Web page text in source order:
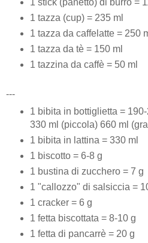
1 stick (panetto) di burro =
1 tazza (cup) = 235 ml
1 tazza da caffelatte = 250
1 tazza da tè = 150 ml
1 tazzina da caffè = 50 ml
---
1 bibita in bottiglietta =
330 ml (piccola) 660 ml
1 bibita in lattina = 330 ml
1 biscotto = 6-8 g
1 bustina di zucchero = 7 g
1 "callozzo" di salsiccia =
1 cracker = 6 g
1 fetta biscottata = 8-10 g
1 fetta di pancarrè = 20 g